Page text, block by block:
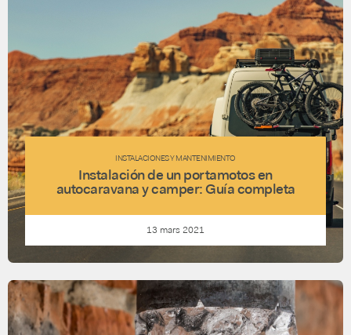
INSTALACIONES Y MANTENIMIENTO
Instalación de un portamotos en
autocaravana y camper: Guía completa
13 mars 2021